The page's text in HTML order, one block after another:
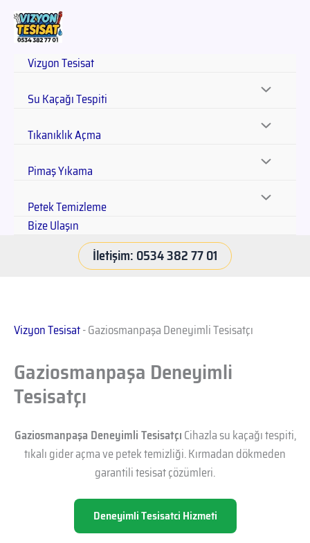
Vizyon Tesisat
Su Kaçağı Tespiti
Tıkanıklık Açma
Pimaş Yıkama
Petek Temizleme
Bize Ulaşın
İletişim: 0534 382 77 01
Vizyon Tesisat-Gaziosmanpaşa Deneyimli Tesisatçı
Gaziosmanpaşa Deneyimli
Tesisatçı
Gaziosmanpaşa Deneyimli TesisatçıCihazla su kaçağı tespiti,
tıkalı gider açma ve petek temizliği. Kırmadan dökmeden
garantili tesisat çözümleri.
Deneyimli Tesisatci Hizmeti